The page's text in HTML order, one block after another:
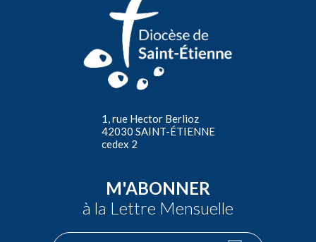
1, rue Hector Berlioz
42030 SAINT-ÉTIENNE
cedex 2
M'ABONNER
à la Lettre Mensuelle